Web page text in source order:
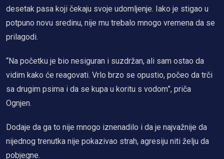
desetak pasa koji čekaju svoje udomljenje. Iako je stigao u
potpuno novu sredinu, nije mu trebalo mnogo vremena da se
prilagodi.
“Na početku je bio nesiguran i suzdržan, ali sam ostao da
vidim kako će reagovati. Vrlo brzo se opustio, počeo da trči
sa drugim psima i da se kupa u koritu s vodom”, priča
Ognjen.
Dodaje da ga to nije mnogo iznenadilo i da je najvažnije da
nijednog trenutka nije pokazivao strah, agresiju niti želju da
pobjegne.